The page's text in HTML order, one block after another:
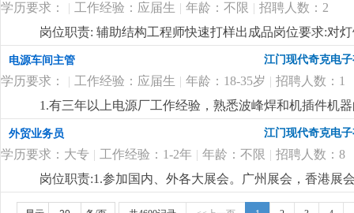
学历要求： | 工作经验：应届生 | 年龄：不限 | 招聘人数：2
岗位职责: 辅助结构工程师快速打样出成品岗位要求:对
电源车间主管 江门现代奇克电
学历要求： | 工作经验：应届生 | 年龄：18-35岁 | 招聘人数：1
1.有三年以上电源厂工作经验，熟悉波峰焊和机插件机
懂电源不良分析。4.会电脑操作，更详细...
外贸业务员 江门现代奇克电
学历要求：大专 | 工作经验：1-2年 | 年龄：不限 | 招聘人数：8
岗位职责:1.参加国内、外各大展会。广州展会，香港展
提供当地开发市场机会。 美国市场优先。3.熟悉阿里巴